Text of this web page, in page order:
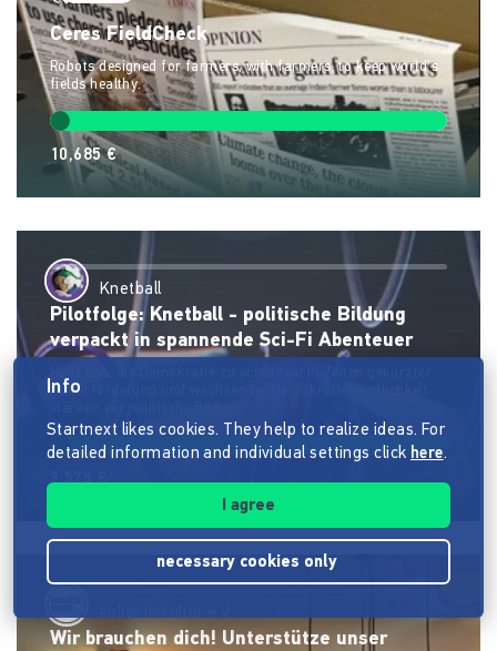
Ceres FieldCheck
Robots designed for farmers, with farmers, to keep world's
fields healthy.
10,685 €
Knetball
Pilotfolge: Knetball - politische Bildung
verpackt in spannende Sci-Fi Abenteuer
Kulturförderung und wachsender Demokratiefeindlichkeit
3,575 €
Wir brauchen dich! Unterstütze unser
Info
Startnext likes cookies. They help to realize ideas. For
detailed information and individual settings click here.
I agree
necessary cookies only